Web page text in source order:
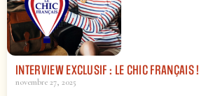
INTERVIEW EXCLUSIF : LE CHIC FRANÇAIS !
novembre 27, 2025